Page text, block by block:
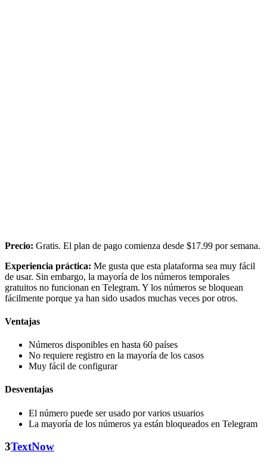
Precio: Gratis. El plan de pago comienza desde $17.99 por semana.
Experiencia práctica: Me gusta que esta plataforma sea muy fácil
de usar. Sin embargo, la mayoría de los números temporales
gratuitos no funcionan en Telegram. Y los números se bloquean
fácilmente porque ya han sido usados muchas veces por otros.
Ventajas
Números disponibles en hasta 60 países
No requiere registro en la mayoría de los casos
Muy fácil de configurar
Desventajas
El número puede ser usado por varios usuarios
La mayoría de los números ya están bloqueados en Telegram
3TextNow